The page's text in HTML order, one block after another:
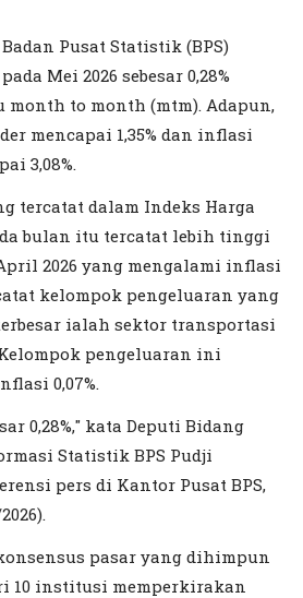
Badan Pusat Statistik (BPS)
Mei 2026 sebesar 0,28%
month to month (mtm). Adapun,
mencapai 1,35% dan inflasi
3,08%.
tercatat dalam Indeks Harga
bulan itu tercatat lebih tinggi
2026 yang mengalami inflasi
kelompok pengeluaran yang
ialah sektor transportasi
pengeluaran ini
0,07%.
0,28%," kata Deputi Bidang
Statistik BPS Pudji
pers di Kantor Pusat BPS,
pasar yang dihimpun
10 institusi memperkirakan